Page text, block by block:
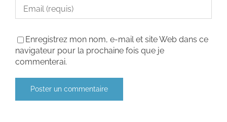
Enregistrez mon nom, e-mail et site Web dans ce
navigateur pour la prochaine fois que je
commenterai.